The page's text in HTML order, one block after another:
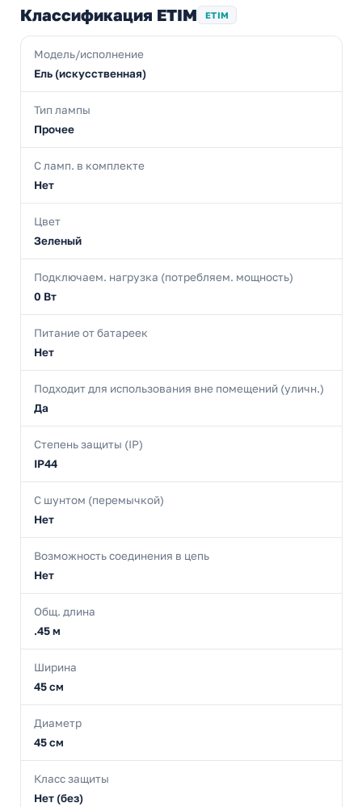
Классификация ETIM ETIM
Модель/исполнение
Ель (искусственная)
Тип лампы
Прочее
С ламп. в комплекте
Нет
Цвет
Зеленый
Подключаем. нагрузка (потребляем. мощность)
0 Вт
Питание от батареек
Нет
Подходит для использования вне помещений (уличн.)
Да
Степень защиты (IP)
IP44
С шунтом (перемычкой)
Нет
Возможность соединения в цепь
Нет
Общ. длина
.45 м
Ширина
45 см
Диаметр
45 см
Класс защиты
Нет (без)